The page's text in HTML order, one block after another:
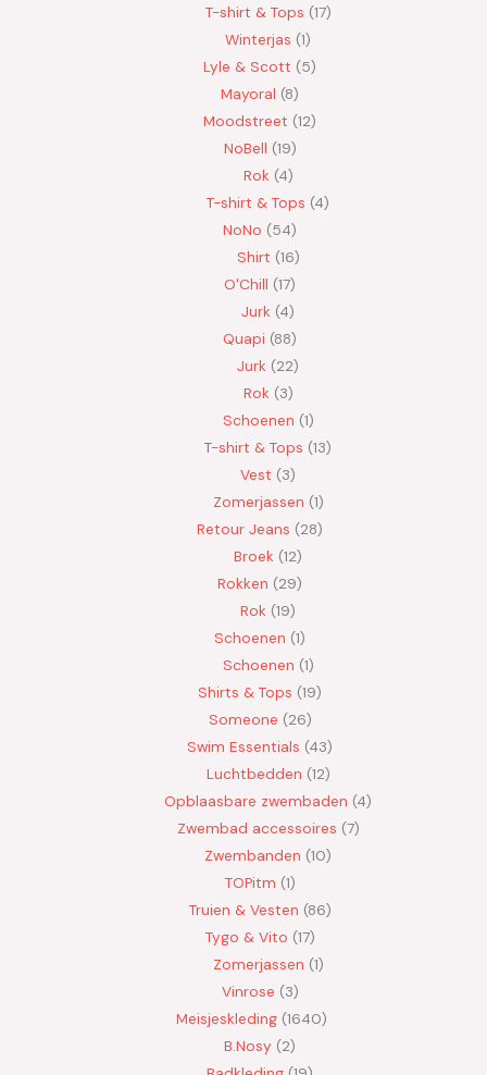
T-shirt & Tops 17
Winterjas 1
Lyle & Scott
5
Mayoral 8
Moodstreet 12
NoBell 19
Rok 4
T-shirt & Tops 4
NoNo
54
Shirt 16
O'Chill 17
Jurk 4
Quapi 88
Jurk 22
Rok 3
Schoenen 1
T-shirt & Tops 13
Vest
3
Zomerjassen 1
Retour Jeans
28
Broek 12
Rokken
29
Rok 19
Schoenen 1
Schoenen 1
Shirts & Tops 19
Someone 26
Swim Essentials 43
Luchtbedden 12
Opblaasbare zwembaden 4
Zwembad accessoires 7
Zwembanden 10
TOPitm 1
Truien & Vesten 86
Tygo & Vito 17
Zomerjassen 1
Vinrose 3
Meisjeskleding 1640
B.Nosy
2